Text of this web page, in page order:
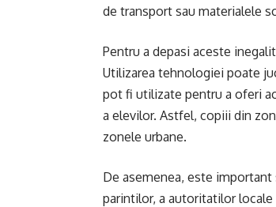
de transport sau materialele
Pentru a depasi aceste
Utilizarea tehnologiei poate
pot fi utilizate pentru a oferi
a elevilor. Astfel, copiii din
zonele urbane.
De asemenea, este
parintilor, a autoritatilor